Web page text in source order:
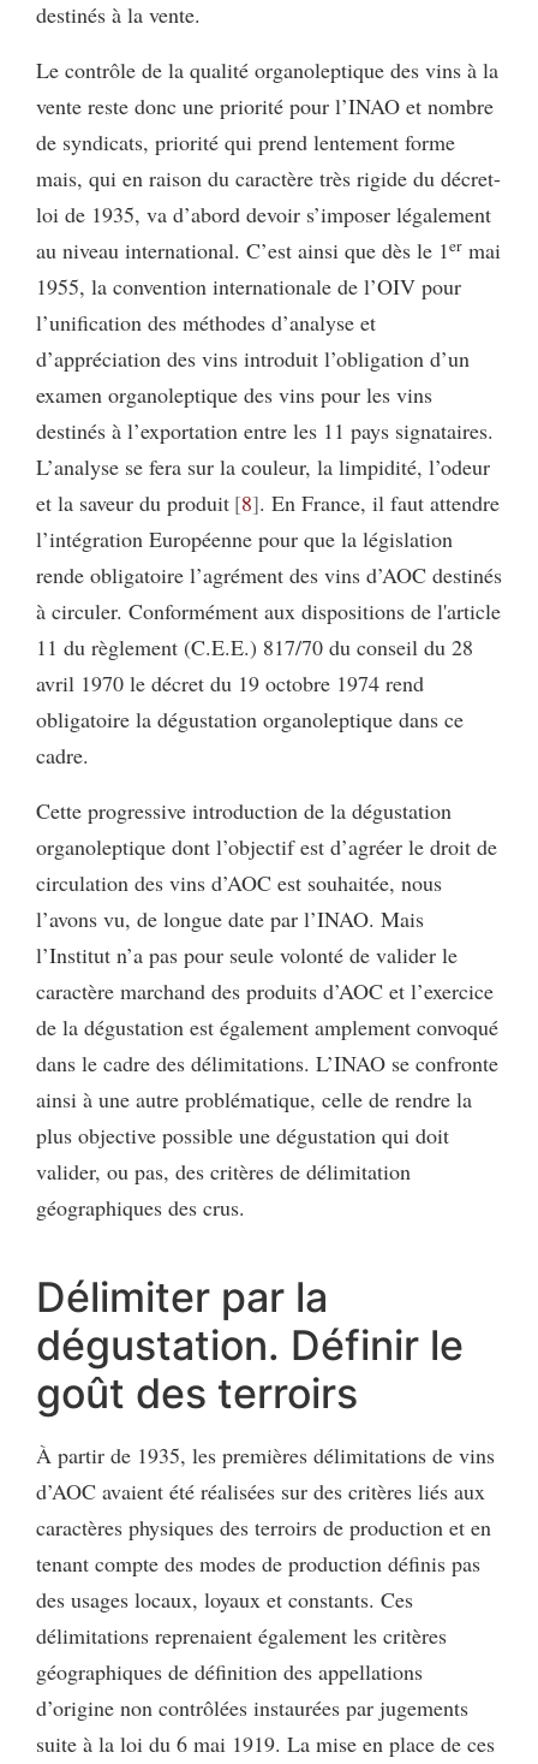
destinés à la vente.
Le contrôle de la qualité organoleptique des vins à la
vente reste donc une priorité pour l’INAO et nombre
de syndicats, priorité qui prend lentement forme
mais, qui en raison du caractère très rigide du décret-
loi de 1935, va d’abord devoir s’imposer légalement
au niveau international. C’est ainsi que dès le 1er mai
1955, la convention internationale de l’OIV pour
l’unification des méthodes d’analyse et
d’appréciation des vins introduit l’obligation d’un
examen organoleptique des vins pour les vins
destinés à l’exportation entre les 11 pays signataires.
L’analyse se fera sur la couleur, la limpidité, l’odeur
et la saveur du produit 8 . En France, il faut attendre
l’intégration Européenne pour que la législation
rende obligatoire l’agrément des vins d’AOC destinés
à circuler. Conformément aux dispositions de l'article
11 du règlement (C.E.E.) 817/70 du conseil du 28
avril 1970 le décret du 19 octobre 1974 rend
obligatoire la dégustation organoleptique dans ce
cadre.
Cette progressive introduction de la dégustation
organoleptique dont l’objectif est d’agréer le droit de
circulation des vins d’AOC est souhaitée, nous
l’avons vu, de longue date par l’INAO. Mais
l’Institut n’a pas pour seule volonté de valider le
caractère marchand des produits d’AOC et l’exercice
de la dégustation est également amplement convoqué
dans le cadre des délimitations. L’INAO se confronte
ainsi à une autre problématique, celle de rendre la
plus objective possible une dégustation qui doit
valider, ou pas, des critères de délimitation
géographiques des crus.
Délimiter par la
dégustation. Définir le
goût des terroirs
À partir de 1935, les premières délimitations de vins
d’AOC avaient été réalisées sur des critères liés aux
caractères physiques des terroirs de production et en
tenant compte des modes de production définis pas
des usages locaux, loyaux et constants. Ces
délimitations reprenaient également les critères
géographiques de définition des appellations
d’origine non contrôlées instaurées par jugements
suite à la loi du 6 mai 1919. La mise en place de ces